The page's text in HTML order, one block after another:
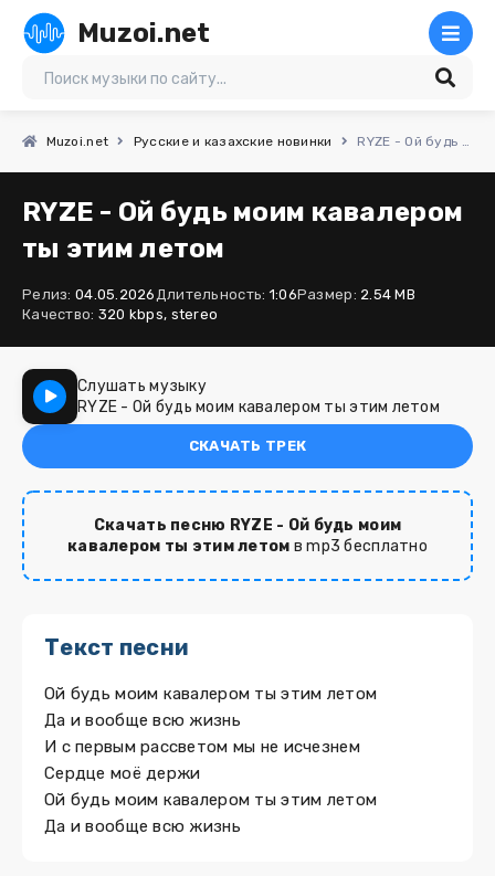
Muzoi.net
Muzoi.net Русские и казахские новинки RYZE - Ой будь моим кавалером ты этим летом
RYZE - Ой будь моим кавалером
ты этим летом
Релиз: 04.05.2026Длительность: 1:06Размер: 2.54 MB
Качество: 320 kbps, stereo
Слушать музыку
RYZE - Ой будь моим кавалером ты этим летом
СКАЧАТЬ ТРЕК
Скачать песню RYZE - Ой будь моим
кавалером ты этим летом в mp3 бесплатно
Текст песни
Ой будь моим кавалером ты этим летом
Да и вообще всю жизнь
И с первым рассветом мы не исчезнем
Сердце моё держи
Ой будь моим кавалером ты этим летом
Да и вообще всю жизнь